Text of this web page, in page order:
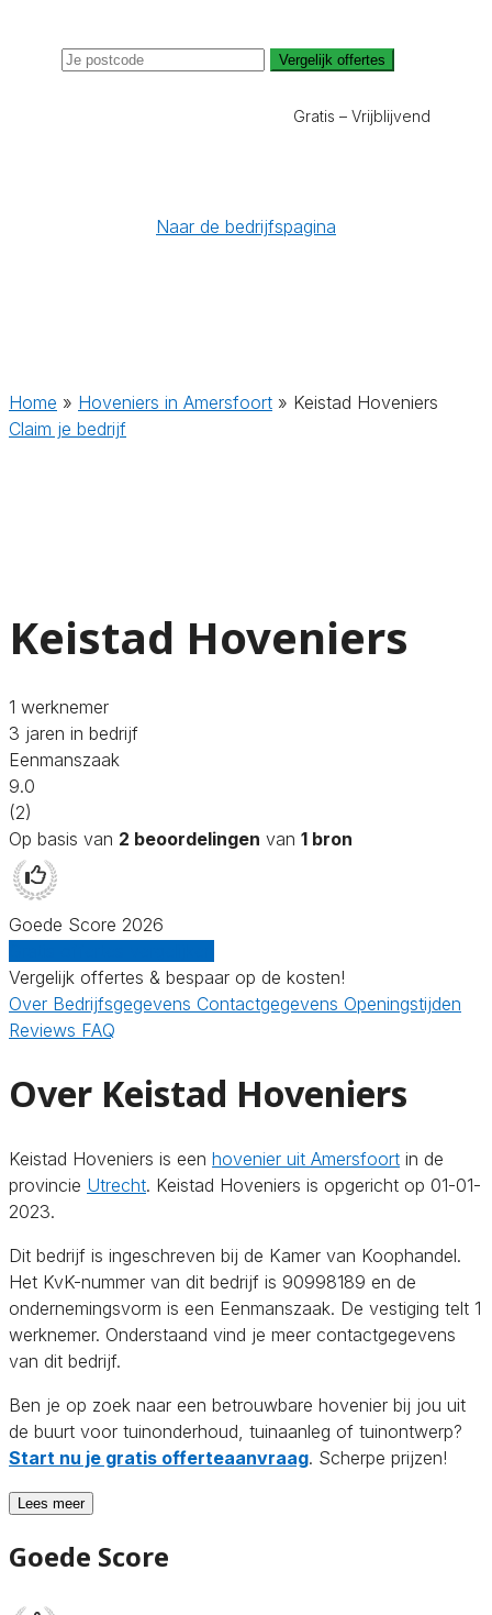
Vergelijk offertes
Gratis – Vrijblijvend
Naar de bedrijfspagina
Home » Hoveniers in Amersfoort » Keistad Hoveniers
Claim je bedrijf
Keistad Hoveniers
1 werknemer
3 jaren in bedrijf
Eenmanszaak
9.0
(2)
Op basis van 2 beoordelingen van 1 bron
Goede Score 2026
Vergelijk offertes & bespaar op de kosten!
Over Bedrijfsgegevens Contactgegevens Openingstijden
Reviews FAQ
Over Keistad Hoveniers
Keistad Hoveniers is een hovenier uit Amersfoort in de
provincie Utrecht. Keistad Hoveniers is opgericht op 01-01-
2023.
Dit bedrijf is ingeschreven bij de Kamer van Koophandel.
Het KvK-nummer van dit bedrijf is 90998189 en de
ondernemingsvorm is een Eenmanszaak. De vestiging telt 1
werknemer. Onderstaand vind je meer contactgegevens
van dit bedrijf.
Ben je op zoek naar een betrouwbare hovenier bij jou uit
de buurt voor tuinonderhoud, tuinaanleg of tuinontwerp?
Start nu je gratis offerteaanvraag. Scherpe prijzen!
Lees meer
Goede Score